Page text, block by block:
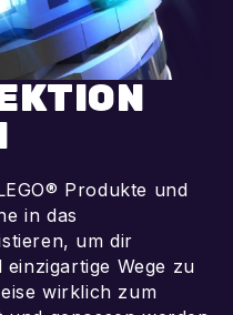
In den Warenkorb
Produkte und
in das
um dir
Wege zu
wirklich zum